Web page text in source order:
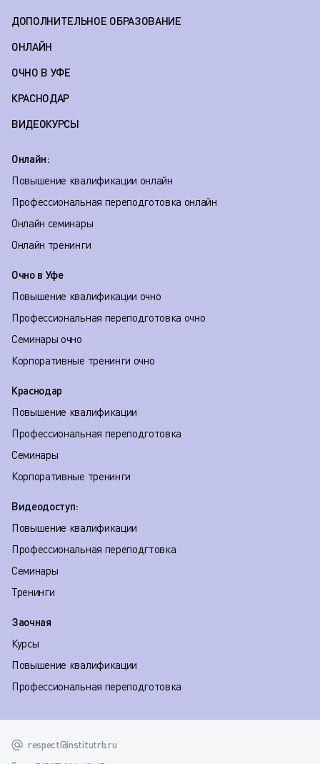
ДОПОЛНИТЕЛЬНОЕ ОБРАЗОВАНИЕ
ОНЛАЙН
ОЧНО В УФЕ
КРАСНОДАР
ВИДЕОКУРСЫ
Онлайн:
Повышение квалификации онлайн
Профессиональная переподготовка онлайн
Онлайн семинары
Онлайн тренинги
Очно в Уфе
Повышение квалификации очно
Профессиональная переподготовка очно
Семинары очно
Корпоративные тренинги очно
Краснодар
Повышение квалификации
Профессиональная переподготовка
Семинары
Корпоративные тренинги
Видеодоступ:
Повышение квалификации
Профессиональная переподгтовка
Семинары
Тренинги
Заочная
Курсы
Повышение квалификации
Профессиональная переподготовка
respect@institutrb.ru